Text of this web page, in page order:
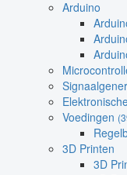
Arduino
Voedingen
3D Printen
3D